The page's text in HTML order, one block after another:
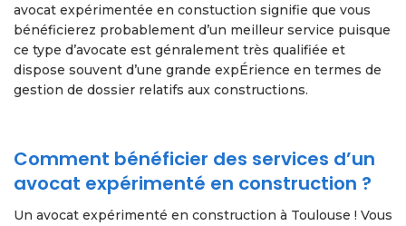
avocat expérimentée en constuction signifie que vous
bénéficierez probablement d’un meilleur service puisque
ce type d’avocate est génralement très qualifiée et
dispose souvent d’une grande expÉrience en termes de
gestion de dossier relatifs aux constructions.
Comment bénéficier des services d’un
avocat expérimenté en construction ?
Un avocat expérimenté en construction à Toulouse ! Vous